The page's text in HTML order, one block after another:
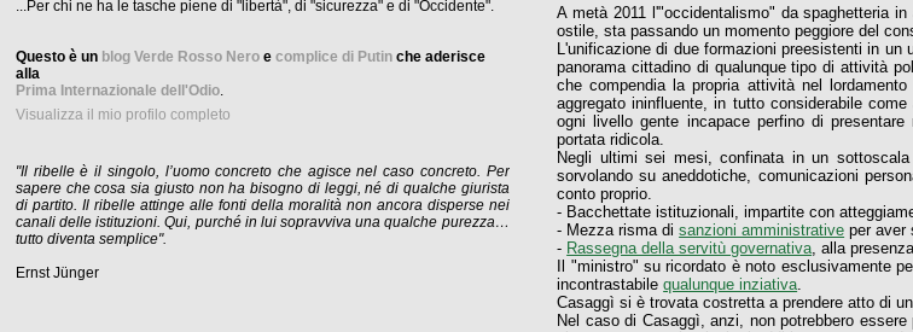
A metà 2011 l'"occidentalismo" da spaghetteria
ostile, sta passando un momento peggiore del
L'unificazione di due formazioni preesistenti in
panorama cittadino di qualunque tipo di attività
che compendia la propria attività nel
aggregato ininfluente, in tutto considerabile
ogni livello gente incapace perfino di presentare
portata ridicola.
Negli ultimi sei mesi, confinata in un
sorvolando su aneddotiche, comunicazioni
conto proprio.
- Bacchettate istituzionali, impartite con
- Mezza risma disanzioni amministrative per aver
- Rassegna della servitù governativa, alla
Il "ministro" su ricordato è noto esclusivamente
incontrastabilequalunque inziativa.
Casaggì si è trovata costretta a prendere atto di
Nel caso di Casaggì, anzi, non potrebbero
...Per chi ne ha le tasche piene di "libertà", di "sicurezza" e di "Occidente".
Questo è un blog Verde Rosso Nero e complice di Putin che aderisce
alla
Prima Internazionale dell'Odio.
Visualizza il mio profilo completo
"Il ribelle è il singolo, l’uomo concreto che agisce nel caso concreto. Per
sapere che cosa sia giusto non ha bisogno di leggi, né di qualche giurista
di partito. Il ribelle attinge alle fonti della moralità non ancora disperse nei
canali delle istituzioni. Qui, purché in lui sopravviva una qualche purezza…
tutto diventa semplice".
Ernst Jünger